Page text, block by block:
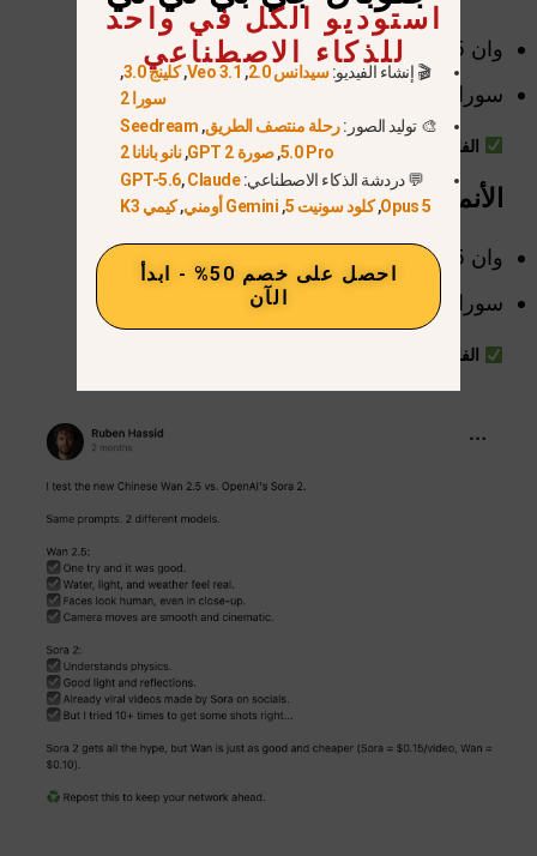
وان 2.5: ~10-20 ثانية
سورا 2: حتى 25 ثانية
الفائز: سورا 2
الأنماط الإبداعية
وان 2.5: الجماليات التجارية والوثائقية
سورا 2: واقعي + سريالي + تجريبي
الفائز: تعادل
استوديو الكل في واحد
للذكاء الاصطناعي
🎬 إنشاء الفيديو:سيدانس 2.0 ,
Veo 3.1
,كلينج 3.0
,
سورا 2
🎨 توليد الصور:رحلة منتصف الطريق,
Seedream
5.0 Pro
,صورة GPT 2 ,نانو بانانا 2
💬 دردشة الذكاء الاصطناعي:
GPT-5.6,Claude
Opus 5
,كلود سونيت 5 , Gemini أومني ,كيمي K3
احصل على خصم 50% - ابدأ
الآن